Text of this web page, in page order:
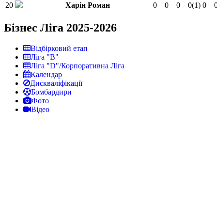
20
Харін Роман 0 0 0 0(1) 0
Бізнес Ліга 2025-2026
Відбірковий етап
Ліга "В"
Ліга "D"/Корпоративна Ліга
Календар
Дискваліфікації
Бомбардири
Фото
Відео